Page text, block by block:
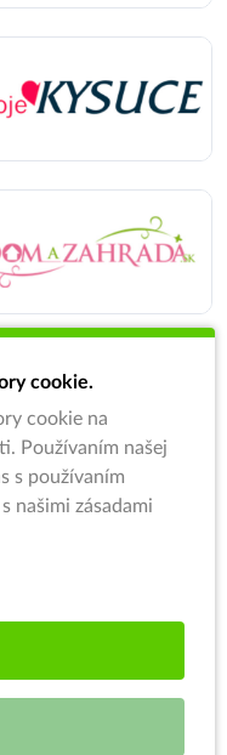
cookie.
cookie na
Používaním našej
s používaním
našimi zásadami